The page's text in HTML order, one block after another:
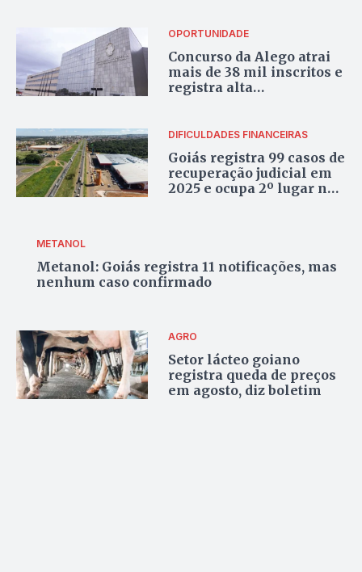
exploração
OPORTUNIDADE
Concurso da Alego atrai
mais de 38 mil inscritos e
registra alta
DIFICULDADES FINANCEIRAS
Goiás registra 99 casos de
recuperação judicial em
2025 e ocupa 2º lugar no
METANOL
Metanol: Goiás registra 11 notificações, mas
nenhum caso confirmado
AGRO
Setor lácteo goiano
registra queda de preços
em agosto, diz boletim